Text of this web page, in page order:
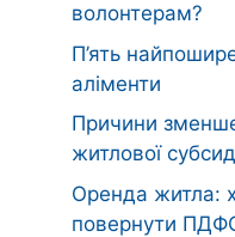
волонтерам?
П’ять
аліменти
Причини
житлової
Оренда житла:
повернути